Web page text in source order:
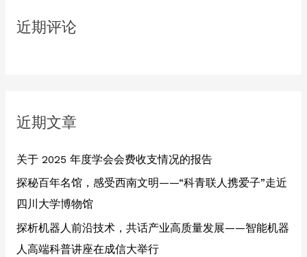
h
:
近期评论
近期文章
关于 2025 年度学会会费收支情况的报告
探秘百年名馆，感受西南文明——“科青联人携爱子”走近
四川大学博物馆
探析机器人前沿技术，共话产业高质量发展——智能机器
人高端科普讲座在成信大举行